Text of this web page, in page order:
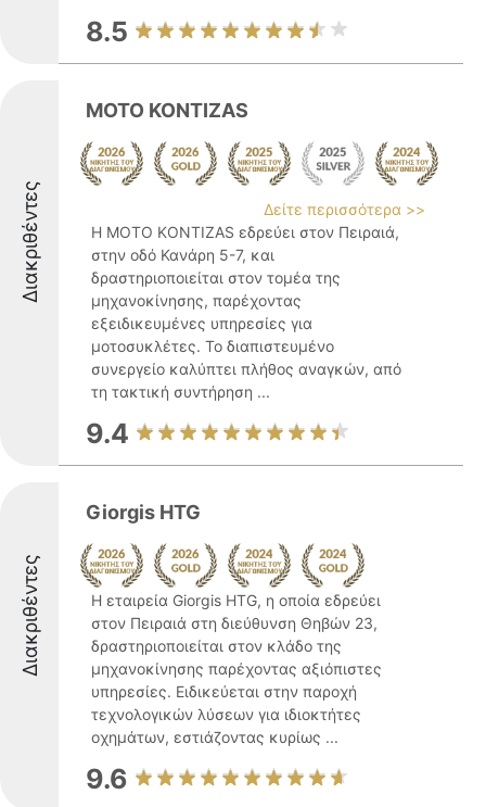
8.5
Διακριθέντες
MOTO KONTIZAS
Δείτε περισσότερα >>
Η MOTO KONTIZAS εδρεύει στον Πειραιά,
στην οδό Κανάρη 5-7, και
δραστηριοποιείται στον τομέα της
μηχανοκίνησης, παρέχοντας
εξειδικευμένες υπηρεσίες για
μοτοσυκλέτες. Το διαπιστευμένο
συνεργείο καλύπτει πλήθος αναγκών, από
τη τακτική συντήρηση ...
9.4
Διακριθέντες
Giorgis HTG
Η εταιρεία Giorgis HTG, η οποία εδρεύει
στον Πειραιά στη διεύθυνση Θηβών 23,
δραστηριοποιείται στον κλάδο της
μηχανοκίνησης παρέχοντας αξιόπιστες
υπηρεσίες. Ειδικεύεται στην παροχή
τεχνολογικών λύσεων για ιδιοκτήτες
οχημάτων, εστιάζοντας κυρίως ...
9.6